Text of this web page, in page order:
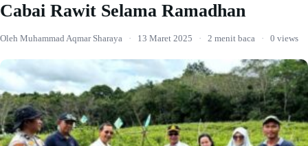
Cabai Rawit Selama Ramadhan
Oleh Muhammad Aqmar Sharaya · 13 Maret 2025 · 2 menit baca · 0 views